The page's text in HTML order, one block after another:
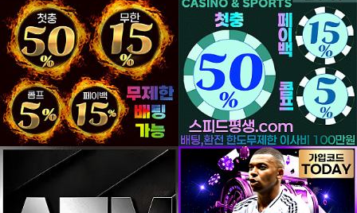
등록일 등록일